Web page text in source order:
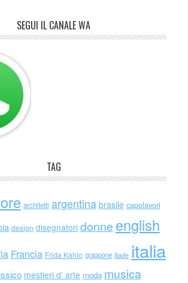
SEGUI IL CANALE WA
TAG
architetti argentina brasile capolavori
design disegnatori donne english
Francia Frida Kahlo giappone iliade italia
mestieri d' arte moda musica